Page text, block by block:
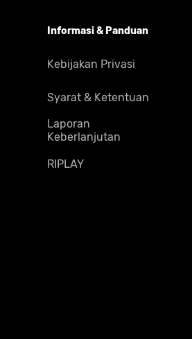
Informasi & Panduan
Kebijakan Privasi
Syarat & Ketentuan
Laporan
Keberlanjutan
RIPLAY